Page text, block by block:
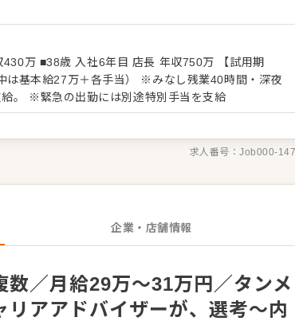
タッフの育成やマネジメント、シフト管理 など
しますので、徐々に業務の幅を広げていきましょ
成長をサポートしますので、店長経験がない方も
キャリアとして、SVやエリアマネージャーといった
ざすなど、店舗運営のノウハウも学べます。 詳細
になった方は、エントリーいただくか『クックビ
入社6年目 店長 年収750万 【試用期
手当） ※みなし残業40時間・深夜
80時間￥71,890を含む。超過分は追加支給。 ※緊急の出勤には別途特別手当を支給
求人番号：Job000-
企業・店舗情報
数／月給29万～31万円／タンメ
アアドバイザーが、選考～内